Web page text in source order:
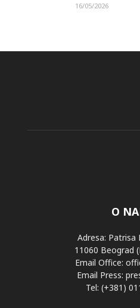
16/05/2026
O
Adresa: Patrisa
11060 Beograd
Email Office:
Email Press:
Tel: (+381)